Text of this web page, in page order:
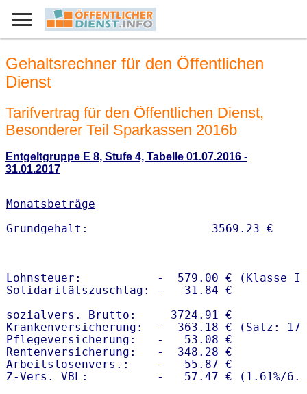
Gehaltsrechner für den Öffentlichen
Dienst
Tarifvertrag für den Öffentlichen Dienst,
Besonderer Teil Sparkassen 2016b
Entgeltgruppe E 8, Stufe 4, Tabelle 01.07.2016 -
31.01.2017
Monatsbeträge
Lohnsteuer:           -  579.00 € (Klasse I)
Solidaritätszuschlag: -   31.84 €
sozialvers. Brutto:     3724.91 €
Krankenversicherung:  -  363.18 € (Satz:
Pflegeversicherung:   -   53.08 €
Rentenversicherung:   -  348.28 €
Arbeitslosenvers.:    -   55.87 €
Z-Vers. VBL:          -   57.47 € ( 1.61%/